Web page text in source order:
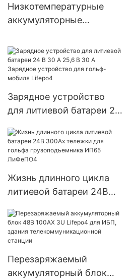
Низкотемпературные
аккумуляторные
Лифепо4 работают при
-40°К
Зарядное устройство
для литиевой батареи 24
Зарядное устройство
для гольф-мобиля
Lifepo4
Жизнь длинного цикла
литиевой батареи 24В
гольфа грузоподъемника
ИП65 ЛиФеПО4
Перезаряжаемый
аккумуляторный блок